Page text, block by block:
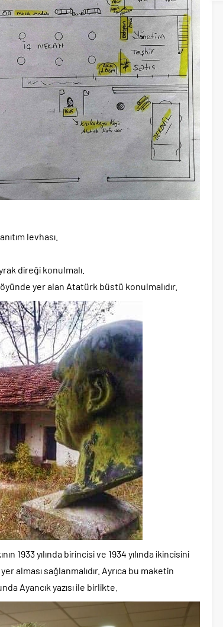
levhası.
direği konulmalı.
yer alan Atatürk büstü konulmalıdır.
1933 yılında birincisi ve 1934 yılında ikincisini
alması sağlanmalıdır. Ayrıca bu maketin
Ayancık yazısı ile birlikte.